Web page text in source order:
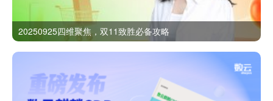
20250925四维聚焦，双11致胜必备攻略